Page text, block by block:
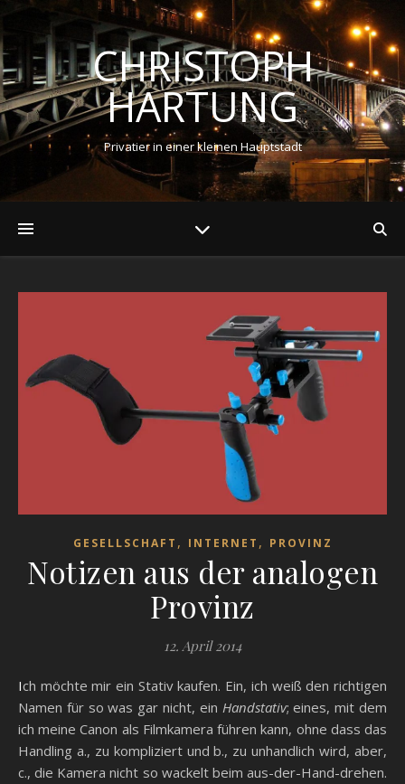
CHRISTOPH
HARTUNG
Privatier in einer kleinen Hauptstadt
GESELLSCHAFT , INTERNET , PROVINZ
Notizen aus der analogen
Provinz
12. April 2014
Ich möchte mir ein Stativ kaufen. Ein, ich weiß den richtigen
Namen für so was gar nicht, ein Handstativ; eines, mit dem
ich meine Canon als Filmkamera führen kann, ohne dass das
Handling a., zu kompliziert und b., zu unhandlich wird, aber,
c., die Kamera nicht so wackelt beim aus-der-Hand-drehen.